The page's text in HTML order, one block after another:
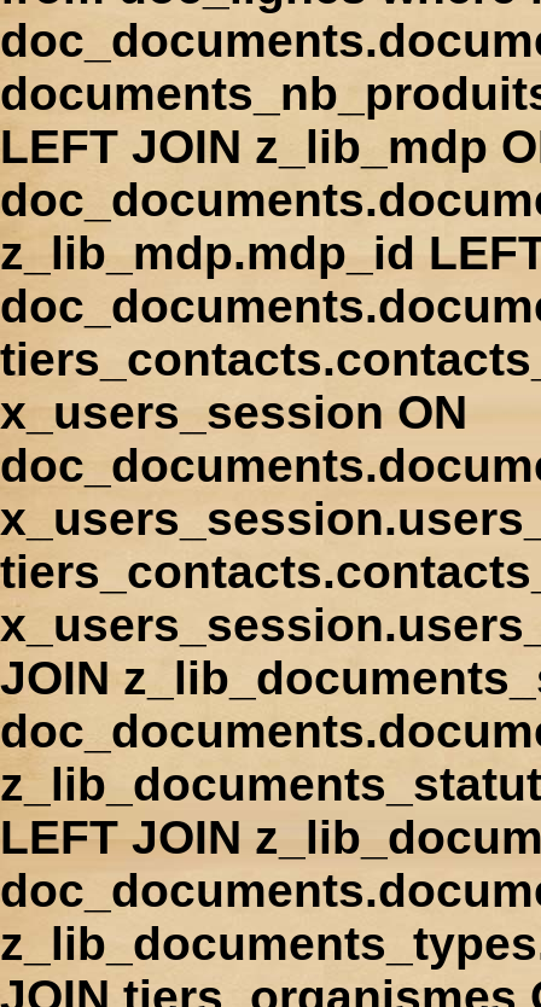
LEFT JOIN z_lib_mdp
z_lib_mdp.mdp_id
x_users_session ON
JOIN
LEFT JOIN